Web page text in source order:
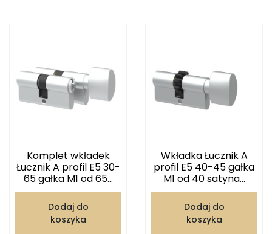
Komplet wkładek
Łucznik A profil E5 30-
65 gałka M1 od 65...
Dodaj do
koszyka
Wkładka Łucznik A
profil E5 40-45 gałka
M1 od 40 satyna...
Dodaj do
koszyka